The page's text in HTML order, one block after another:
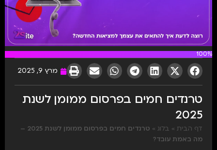
100%
מרץ 9, 2025
טרנדים חמים בפרסום ממומן לשנת
2025
דף הבית » בלוג »
טרנדים חמים בפרסום ממומן לשנת 2025 –
מה באמת עובד?